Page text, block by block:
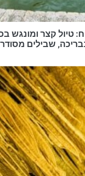
טיול קצר ומונגש
שבילים